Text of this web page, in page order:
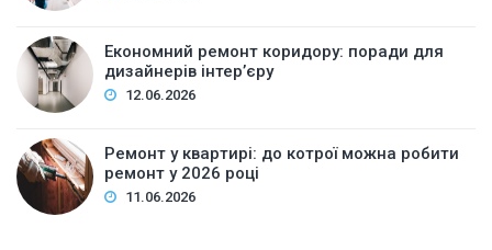
Економний ремонт коридору: поради для
дизайнерів інтер’єру
12.06.2026
Ремонт у квартирі: до котрої можна робити
ремонт у 2026 році
11.06.2026